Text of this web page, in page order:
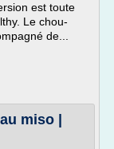
est toute
Le chou-
de...
miso |